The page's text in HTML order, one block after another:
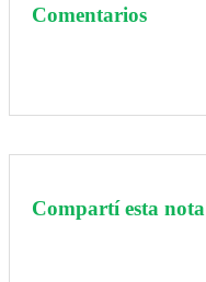
Comentarios
Compartí esta nota